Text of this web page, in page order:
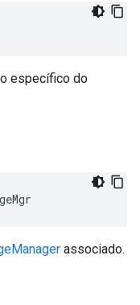
específico do
associado.